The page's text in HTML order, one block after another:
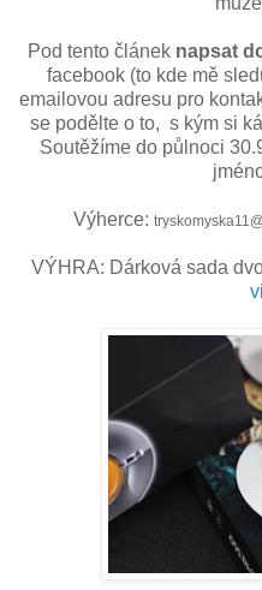
Pod tento článek napsat
facebook (to kde mě
emailovou adresu pro
se podělte o to, s kým si
Soutěžíme do půlnoci
Výherce:
VÝHRA: Dárková sada